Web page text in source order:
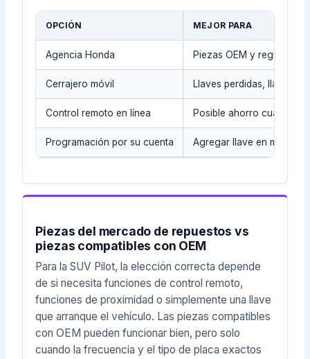
OPCIÓN MEJOR PARA
Agencia Honda Piezas OEM y registros
Cerrajero móvil Llaves perdidas, llaves
Control remoto en línea Posible ahorro cuando
Programación por su cuenta Agregar llave en
Piezas del mercado de repuestos vs
piezas compatibles con OEM
Para la SUV Pilot, la elección correcta depende
de si necesita funciones de control remoto,
funciones de proximidad o simplemente una llave
que arranque el vehículo. Las piezas compatibles
con OEM pueden funcionar bien, pero solo
cuando la frecuencia y el tipo de placa exactos